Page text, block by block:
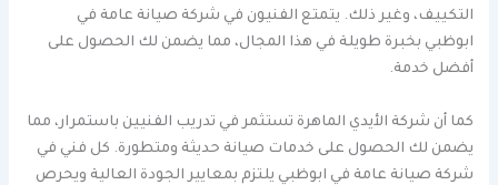
التكييف، وغير ذلك. يتمتع الفنيون في شركة صيانة عامة في
ابوظبي بخبرة طويلة في هذا المجال، مما يضمن لك الحصول على
أفضل خدمة.
كما أن شركة الأيدي الماهرة تستثمر في تدريب الفنيين باستمرار، مما
يضمن لك الحصول على خدمات صيانة حديثة ومتطورة. كل فني في
شركة صيانة عامة في ابوظبي يلتزم بمعايير الجودة العالية ويحرص